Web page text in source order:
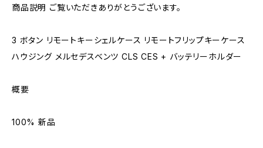
商品説明 ご覧いただきありがとうございます。
3 ボタン リモートキーシェルケース リモートフリップキーケース
ハウジング メルセデスベンツ CLS CES + バッテリーホルダー
概要
100% 新品